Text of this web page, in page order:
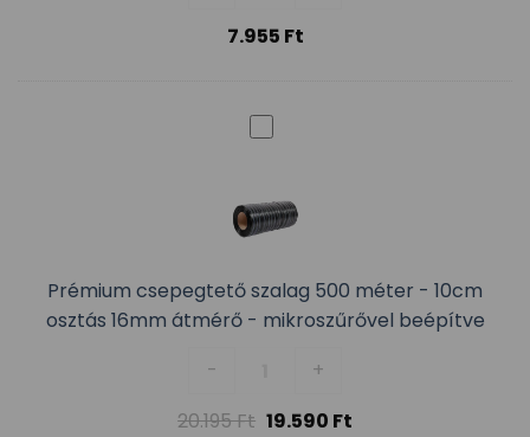
7.955 Ft
Prémium csepegtető szalag 500 méter - 10cm
osztás 16mm átmérő - mikroszűrővel beépítve
-
Prémium csepegtető szalag
+
20.195Ft 19.590 Ft